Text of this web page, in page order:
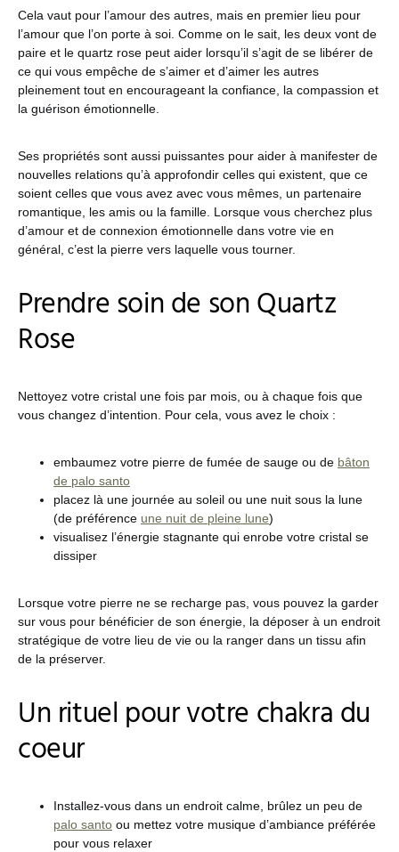
Cela vaut pour l’amour des autres, mais en premier lieu pour
l’amour que l’on porte à soi. Comme on le sait, les deux vont de
paire et le quartz rose peut aider lorsqu’il s’agit de se libérer de
ce qui vous empêche de s’aimer et d’aimer les autres
pleinement tout en encourageant la confiance, la compassion et
la guérison émotionnelle.
Ses propriétés sont aussi puissantes pour aider à manifester de
nouvelles relations qu’à approfondir celles qui existent, que ce
soient celles que vous avez avec vous mêmes, un partenaire
romantique, les amis ou la famille. Lorsque vous cherchez plus
d’amour et de connexion émotionnelle dans votre vie en
général, c’est la pierre vers laquelle vous tourner.
Prendre soin de son Quartz
Rose
Nettoyez votre cristal une fois par mois, ou à chaque fois que
vous changez d’intention. Pour cela, vous avez le choix :
embaumez votre pierre de fumée de sauge ou de bâton
de palo santo
placez là une journée au soleil ou une nuit sous la lune
(de préférence une nuit de pleine lune)
visualisez l’énergie stagnante qui enrobe votre cristal se
dissiper
Lorsque votre pierre ne se recharge pas, vous pouvez la garder
sur vous pour bénéficier de son énergie, la déposer à un endroit
stratégique de votre lieu de vie ou la ranger dans un tissu afin
de la préserver.
Un rituel pour votre chakra du
coeur
Installez-vous dans un endroit calme, brûlez un peu de
palo santo ou mettez votre musique d’ambiance préférée
pour vous relaxer